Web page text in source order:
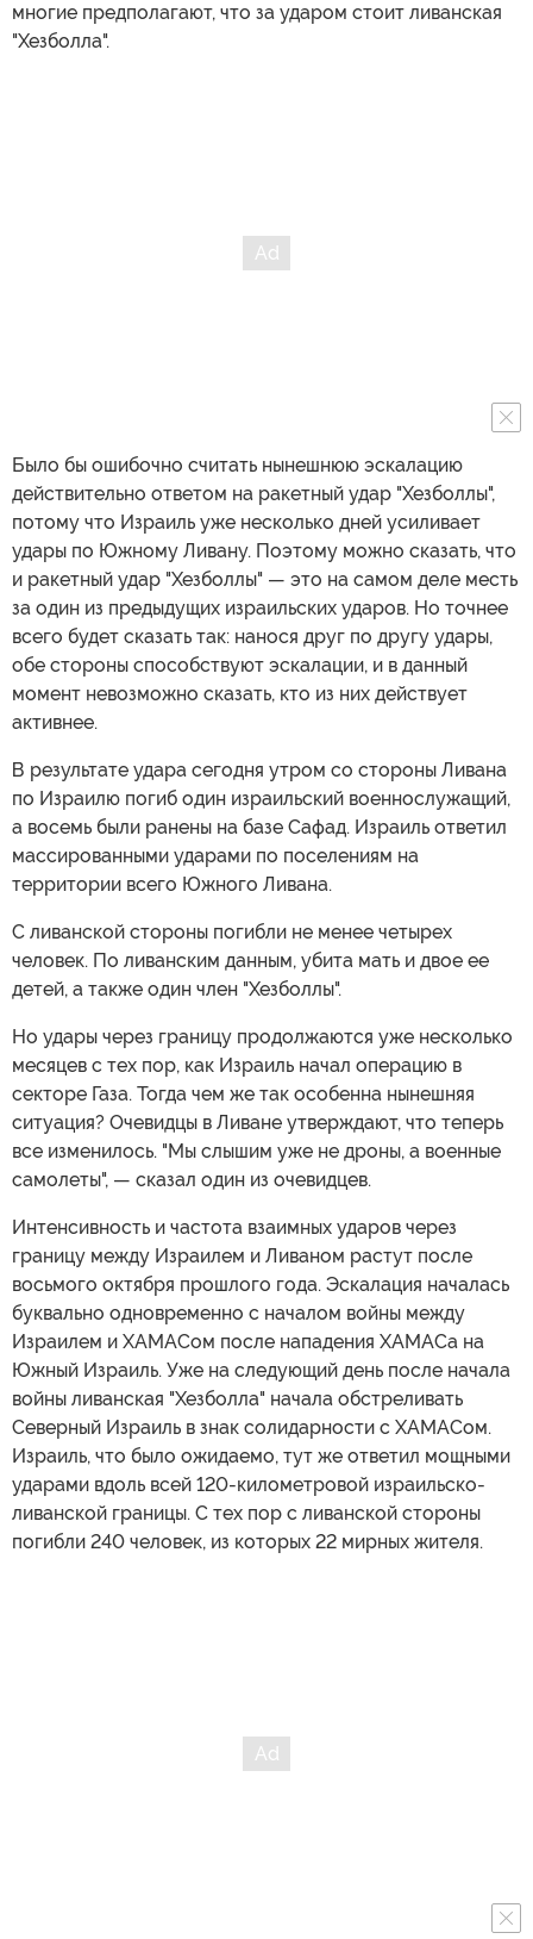
многие предполагают, что за ударом стоит ливанская
"Хезболла".
Было бы ошибочно считать нынешнюю эскалацию
действительно ответом на ракетный удар "Хезболлы",
потому что Израиль уже несколько дней усиливает
удары по Южному Ливану. Поэтому можно сказать, что
и ракетный удар "Хезболлы" — это на самом деле месть
за один из предыдущих израильских ударов. Но точнее
всего будет сказать так: нанося друг по другу удары,
обе стороны способствуют эскалации, и в данный
момент невозможно сказать, кто из них действует
активнее.
В результате удара сегодня утром со стороны Ливана
по Израилю погиб один израильский военнослужащий,
а восемь были ранены на базе Сафад. Израиль ответил
массированными ударами по поселениям на
территории всего Южного Ливана.
С ливанской стороны погибли не менее четырех
человек. По ливанским данным, убита мать и двое ее
детей, а также один член "Хезболлы".
Но удары через границу продолжаются уже несколько
месяцев с тех пор, как Израиль начал операцию в
секторе Газа. Тогда чем же так особенна нынешняя
ситуация? Очевидцы в Ливане утверждают, что теперь
все изменилось. "Мы слышим уже не дроны, а военные
самолеты", — сказал один из очевидцев.
Интенсивность и частота взаимных ударов через
границу между Израилем и Ливаном растут после
восьмого октября прошлого года. Эскалация началась
буквально одновременно с началом войны между
Израилем и ХАМАСом после нападения ХАМАСа на
Южный Израиль. Уже на следующий день после начала
войны ливанская "Хезболла" начала обстреливать
Северный Израиль в знак солидарности с ХАМАСом.
Израиль, что было ожидаемо, тут же ответил мощными
ударами вдоль всей 120-километровой израильско-
ливанской границы. С тех пор с ливанской стороны
погибли 240 человек, из которых 22 мирных жителя.